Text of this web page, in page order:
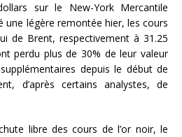
sur le New-York Mercantile
une légère remontée hier, les cours
de Brent, respectivement à 31.25
perdu plus de 30% de leur valeur
depuis le début de
d’après certains analystes, de
libre des cours de l’or noir, le